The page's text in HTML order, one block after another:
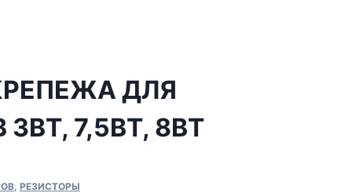
ДЛЯ
7,5ВТ, 8ВТ
, РЕЗИСТОРЫ